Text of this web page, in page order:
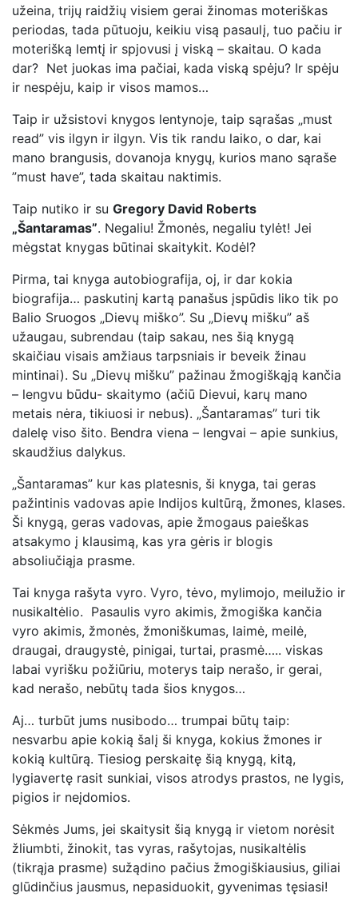
užeina, trijų raidžių visiem gerai žinomas moteriškas
periodas, tada pūtuoju, keikiu visą pasaulį, tuo pačiu ir
moterišką lemtį ir spjovusi į viską – skaitau. O kada
dar? Net juokas ima pačiai, kada viską spėju? Ir spėju
ir nespėju, kaip ir visos mamos…
Taip ir užsistovi knygos lentynoje, taip sąrašas „must
read” vis ilgyn ir ilgyn. Vis tik randu laiko, o dar, kai
mano brangusis, dovanoja knygų, kurios mano sąraše
”must have”, tada skaitau naktimis.
Taip nutiko ir su Gregory David Roberts
„Šantaramas”. Negaliu! Žmonės, negaliu tylėt! Jei
mėgstat knygas būtinai skaitykit. Kodėl?
Pirma, tai knyga autobiografija, oj, ir dar kokia
biografija… paskutinį kartą panašus įspūdis liko tik po
Balio Sruogos „Dievų miško”. Su „Dievų mišku” aš
užaugau, subrendau (taip sakau, nes šią knygą
skaičiau visais amžiaus tarpsniais ir beveik žinau
mintinai). Su „Dievų mišku” pažinau žmogiškąją kančia
– lengvu būdu- skaitymo (ačiū Dievui, karų mano
metais nėra, tikiuosi ir nebus). „Šantaramas” turi tik
dalelę viso šito. Bendra viena – lengvai – apie sunkius,
skaudžius dalykus.
„Šantaramas” kur kas platesnis, ši knyga, tai geras
pažintinis vadovas apie Indijos kultūrą, žmones, klases.
Ši knygą, geras vadovas, apie žmogaus paieškas
atsakymo į klausimą, kas yra gėris ir blogis
absoliučiąja prasme.
Tai knyga rašyta vyro. Vyro, tėvo, mylimojo, meilužio ir
nusikaltėlio. Pasaulis vyro akimis, žmogiška kančia
vyro akimis, žmonės, žmoniškumas, laimė, meilė,
draugai, draugystė, pinigai, turtai, prasmė….. viskas
labai vyrišku požiūriu, moterys taip nerašo, ir gerai,
kad nerašo, nebūtų tada šios knygos…
Aj… turbūt jums nusibodo… trumpai būtų taip:
nesvarbu apie kokią šalį ši knyga, kokius žmones ir
kokią kultūrą. Tiesiog perskaitę šią knygą, kitą,
lygiavertę rasit sunkiai, visos atrodys prastos, ne lygis,
pigios ir neįdomios.
Sėkmės Jums, jei skaitysit šią knygą ir vietom norėsit
žliumbti, žinokit, tas vyras, rašytojas, nusikaltėlis
(tikrąja prasme) sužądino pačius žmogiškiausius, giliai
glūdinčius jausmus, nepasiduokit, gyvenimas tęsiasi!